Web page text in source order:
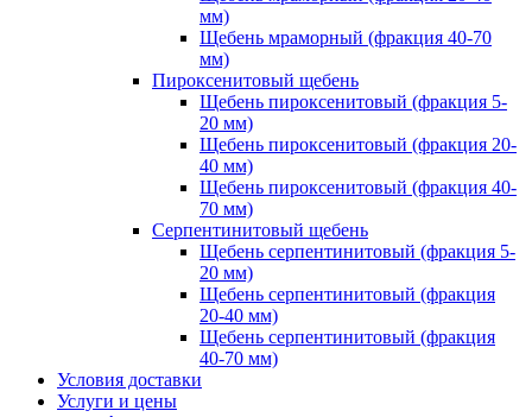
мм)
Щебень мраморный (фракция 40-70
мм)
Пироксенитовый щебень
Щебень пироксенитовый (фракция 5-
20 мм)
Щебень пироксенитовый (фракция 20-
40 мм)
Щебень пироксенитовый (фракция 40-
70 мм)
Серпентинитовый щебень
Щебень серпентинитовый (фракция 5-
20 мм)
Щебень серпентинитовый (фракция
20-40 мм)
Щебень серпентинитовый (фракция
40-70 мм)
Условия доставки
Услуги и цены